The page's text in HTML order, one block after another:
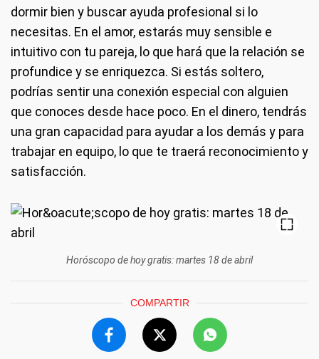
dormir bien y buscar ayuda profesional si lo
necesitas. En el amor, estarás muy sensible e
intuitivo con tu pareja, lo que hará que la relación se
profundice y se enriquezca. Si estás soltero,
podrías sentir una conexión especial con alguien
que conoces desde hace poco. En el dinero, tendrás
una gran capacidad para ayudar a los demás y para
trabajar en equipo, lo que te traerá reconocimiento y
satisfacción.
Horóscopo de hoy gratis: martes 18 de abril
COMPARTIR